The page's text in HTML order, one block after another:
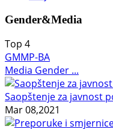
Gender&Media
Top 4
GMMP-BA
Media Gender ...
Saopštenje za javnost
Mar 08,2021